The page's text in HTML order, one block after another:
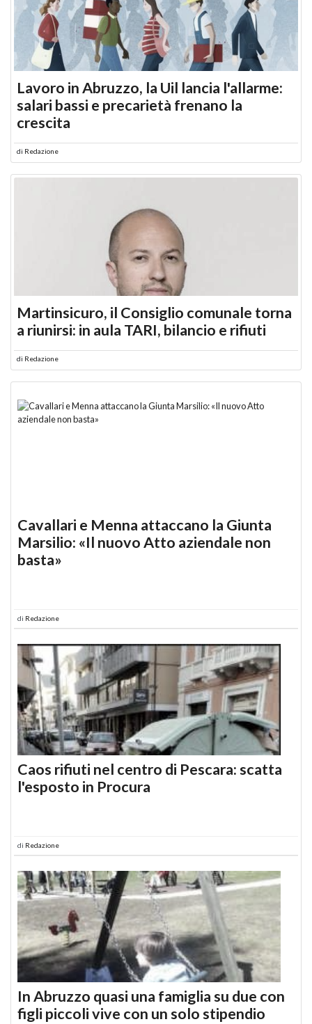
Lavoro in Abruzzo, la Uil lancia l'allarme:
salari bassi e precarietà frenano la
crescita
di Redazione
Martinsicuro, il Consiglio comunale torna
a riunirsi: in aula TARI, bilancio e rifiuti
di Redazione
Cavallari e Menna attaccano la Giunta
Marsilio: «Il nuovo Atto aziendale non
basta»
di Redazione
Caos rifiuti nel centro di Pescara: scatta
l'esposto in Procura
di Redazione
In Abruzzo quasi una famiglia su due con
figli piccoli vive con un solo stipendio